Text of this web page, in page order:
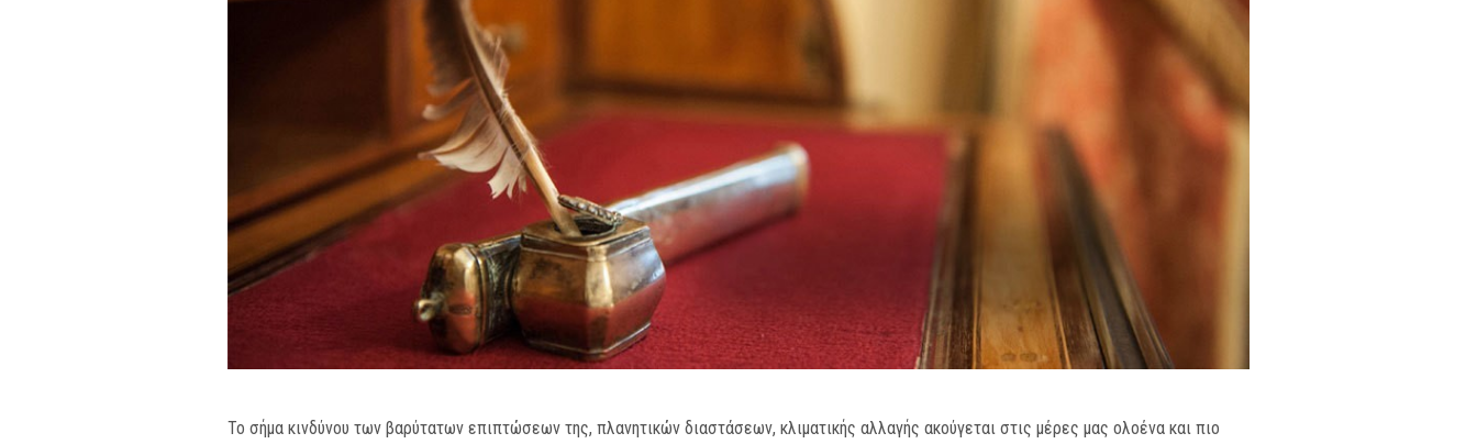
Το σήμα κινδύνου των βαρύτατων επιπτώσεων της, πλανητικών διαστάσεων, κλιματικής αλλαγής ακούγεται στις μέρες μας ολοένα και πιο